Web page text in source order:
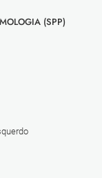
(SPP)